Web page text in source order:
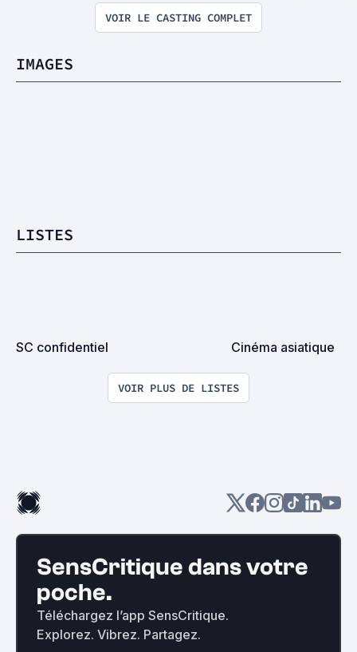
VOIR LE CASTING COMPLET
IMAGES
LISTES
SC confidentiel Cinéma asiatique
VOIR PLUS DE LISTES
SensCritique dans votre
poche.
Téléchargez l’app SensCritique.
Explorez. Vibrez. Partagez.